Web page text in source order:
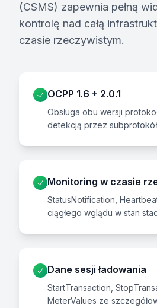
(CSMS) zapewnia pełną
kontrolę nad całą
czasie rzeczywistym.
OCPP 1.6 + 2.0.1
Obsługa obu wersji
detekcją przez
Monitoring w czasie
StatusNotification,
ciągłego wglądu w stan
Dane sesji ładowania
StartTransaction,
MeterValues ze